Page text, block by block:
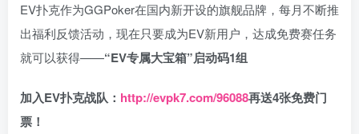
EV扑克作为GGPoker在国内新开设的旗舰品牌，每月不断推
出福利反馈活动，现在只要成为EV新用户，达成免费赛任务
就可以获得——“EV专属大宝箱”启动码1组
加入EV扑克战队： http://evpk7.com/96088再送4张免费门
票！